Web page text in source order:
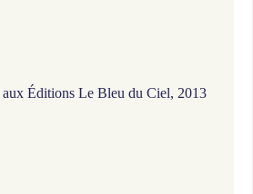
aux Éditions Le Bleu du Ciel, 2013